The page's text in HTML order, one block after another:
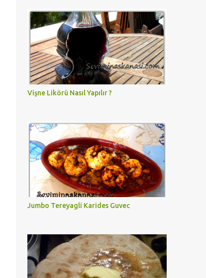
Vişne Likörü Nasıl Yapılır ?
Jumbo Tereyagli Karides Guvec